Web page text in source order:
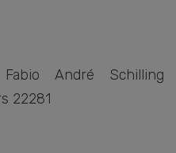
Fabio André Schilling
22281